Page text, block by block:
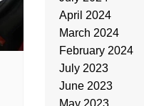
April 2024
March 2024
February 2024
July 2023
June 2023